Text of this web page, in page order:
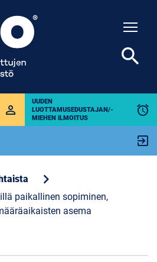
perm_identity
UUDEN
LUOTTAMUSEDUSTAJAN/-
MIEHEN ILMOITUS
alarm
exit_to_app
search
chevron_right
paikallinen sopiminen,
asema